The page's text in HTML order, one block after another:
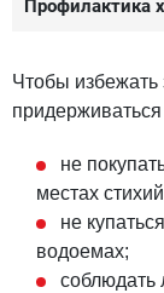
Профилактика
Чтобы избежать
не
местах
не
водоемах;
соблюдать